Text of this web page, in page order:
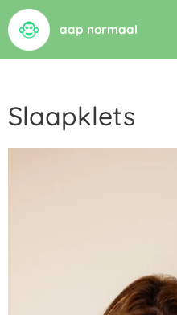
aap normaal
Slaapklets